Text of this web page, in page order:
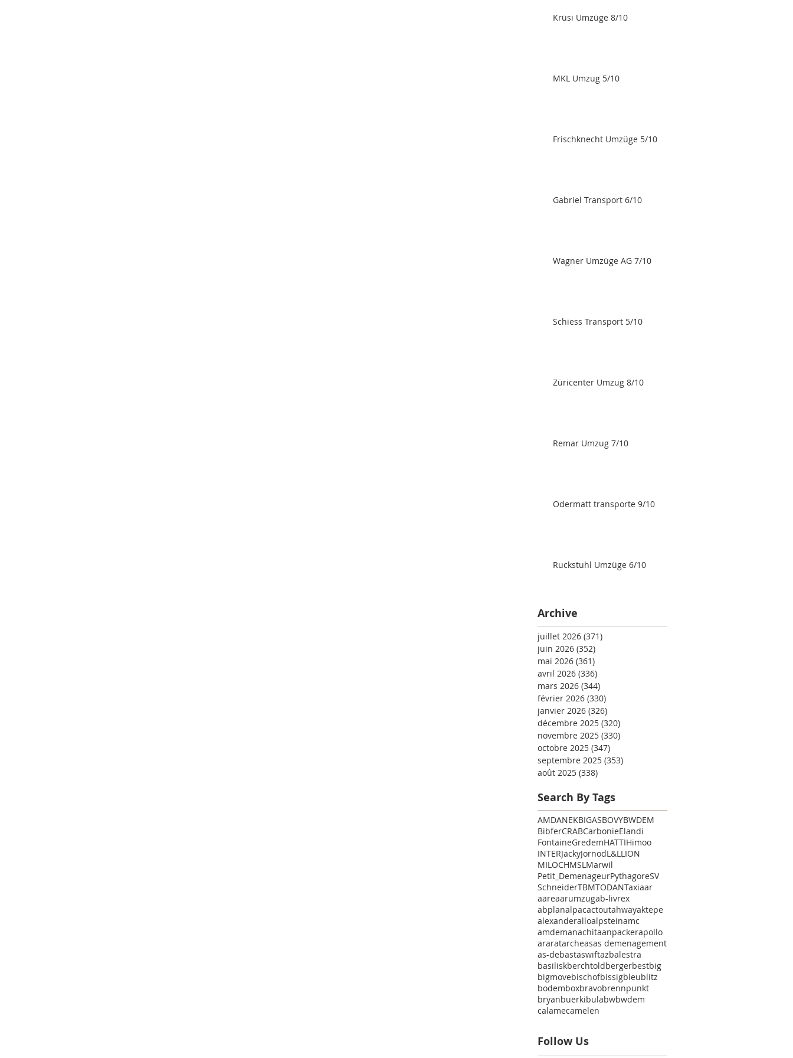
Krüsi Umzüge 8/10
MKL Umzug 5/10
Frischknecht Umzüge 5/10
Gabriel Transport 6/10
Wagner Umzüge AG 7/10
Schiess Transport 5/10
Züricenter Umzug 8/10
Remar Umzug 7/10
Odermatt transporte 9/10
Ruckstuhl Umzüge 6/10
Archive
juillet 2026 (371)
juin 2026 (352)
mai 2026 (361)
avril 2026 (336)
mars 2026 (344)
février 2026 (330)
janvier 2026 (326)
décembre 2025 (320)
novembre 2025 (330)
octobre 2025 (347)
septembre 2025 (353)
août 2025 (338)
Search By Tags
AMDANEKBIGASBOVYBWDEM
BibferCRABCarbonieElandi
FontaineGredemHATTIHimoo
INTERJackyJornodL&LLION
MILOCHMSLMarwil
Petit_DemenageurPythagoreSV
SchneiderTBMTODANTaxiaar
aareaarumzugab-livrex
abplanalpacactoutahwayaktepe
alexanderalloalpsteinamc
amdemanachitaanpackerapollo
araratarcheasas demenagement
as-debastaswiftazbalestra
basiliskberchtoldbergerbestbig
bigmovebischofbissigbleublitz
bodemboxbravobrennpunkt
bryanbuerkibulabwbwdem
calamecamelen
Follow Us